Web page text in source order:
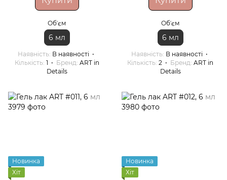
Обʼєм
6 мл
Наявність В наявності
Кількість 1 Бренд ART in
Details
Обʼєм
6 мл
Наявність В наявності
Кількість 2 Бренд ART in
Details
Новинка
Хіт
Новинка
Хіт